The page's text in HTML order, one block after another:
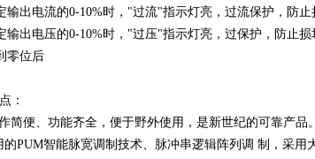
出电流的0-10%时，"过流"指示灯亮，过流保护，防止
出电压的0-10%时，"过压"指示灯亮，过保护，防止损
零位后
：
简便、功能齐全，便于野外使用，是新世纪的可靠产品。
PUM智能脉宽调制技术、脉冲串逻辑阵列调 制，采用